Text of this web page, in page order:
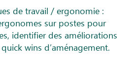
de travail / ergonomie :
sur postes pour
identifier des améliorations
wins d’aménagement.